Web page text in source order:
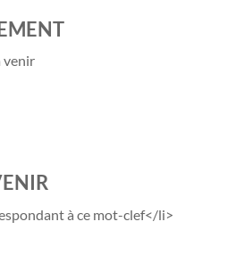
venir
à ce mot-clef</li>